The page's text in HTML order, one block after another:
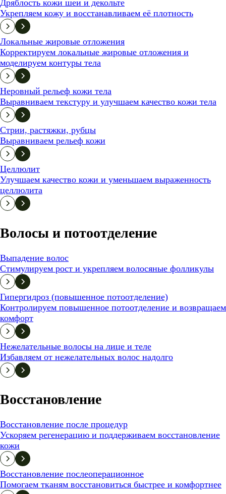
Дряблость кожи шеи и декольте
Укрепляем кожу и восстанавливаем её плотность
Локальные жировые отложения
Корректируем локальные жировые отложения и
моделируем контуры тела
Неровный рельеф кожи тела
Выравниваем текстуру и улучшаем качество кожи тела
Стрии, растяжки, рубцы
Выравниваем рельеф кожи
Целлюлит
Улучшаем качество кожи и уменьшаем выраженность
целлюлита
Волосы и потоотделение
Выпадение волос
Стимулируем рост и укрепляем волосяные фолликулы
Гипергидроз (повышенное потоотделение)
Контролируем повышенное потоотделение и возвращаем
комфорт
Нежелательные волосы на лице и теле
Избавляем от нежелательных волос надолго
Восстановление
Восстановление после процедур
Ускоряем регенерацию и поддерживаем восстановление
кожи
Восстановление послеоперационное
Помогаем тканям восстановиться быстрее и комфортнее